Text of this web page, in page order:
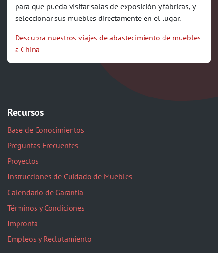
para que pueda visitar salas de exposición y fábricas, y
seleccionar sus muebles directamente en el lugar.
Descubra nuestros viajes de abastecimiento de muebles
a China
Recursos
Base de Conocimientos
Preguntas Frecuentes
Proyectos
Instrucciones de Cuidado de Muebles
Calendario de Garantía
Términos y Condiciones
Impronta
Empleos y Reclutamiento